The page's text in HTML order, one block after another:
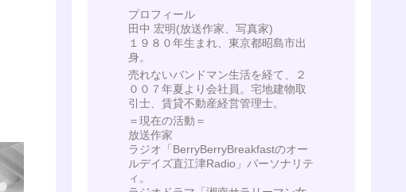
プロフィール
田中 宏明(放送作家、写真家)
１９８０年生まれ、東京都昭島市出
身。
売れないバンドマン生活を経て、２
００７年夏より会社員。宅地建物取
引士、賃貸不動産経営管理士。
＝現在の活動＝
放送作家
ラジオ「BerryBerryBreakfastのオー
ルデイズ直江津Radio」パーソナリテ
ィ。